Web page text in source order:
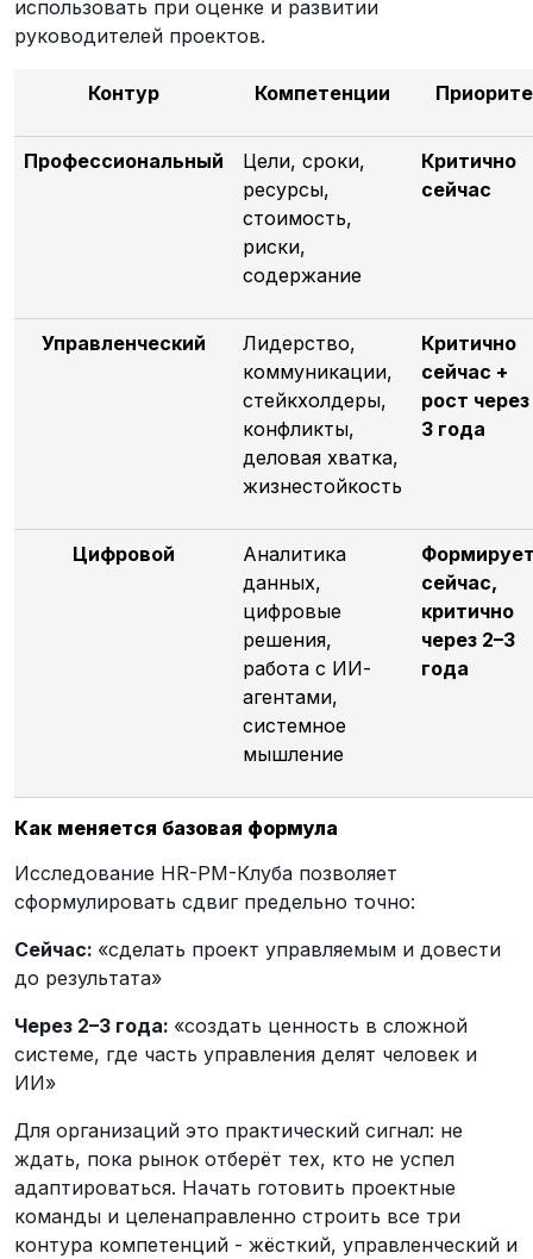
использовать при оценке и развитии
руководителей проектов.
Контур Компетенции
Профессиональный
Цели, сроки,
ресурсы,
стоимость,
риски,
содержание
Критично
сейчас
Управленческий
Лидерство,
коммуникации,
стейкхолдеры,
конфликты,
деловая хватка,
жизнестойкость
Критично
сейчас +
рост через
3 года
Цифровой
Аналитика
данных,
цифровые
решения,
работа с ИИ-
агентами,
системное
мышление
сейчас,
критично
через 2–3
года
Как меняется базовая формула
Исследование HR-PM-Клуба позволяет
сформулировать сдвиг предельно точно:
Сейчас: «сделать проект управляемым и довести
до результата»
Через 2–3 года: «создать ценность в сложной
системе, где часть управления делят человек и
ИИ»
Для организаций это практический сигнал: не
ждать, пока рынок отберёт тех, кто не успел
адаптироваться. Начать готовить проектные
команды и целенаправленно строить все три
контура компетенций - жёсткий, управленческий и